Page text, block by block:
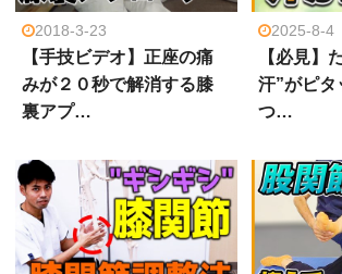
2018-3-23
【手技ビデオ】正座の痛
みが２０秒で解消する膝
裏アプ…
2025-8-4
【必見】
汗”がピタ
つ…